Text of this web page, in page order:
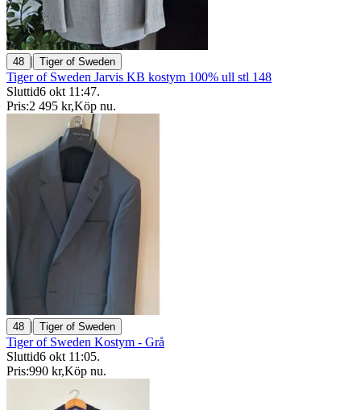
48 | Tiger of Sweden
Tiger of Sweden Jarvis KB kostym 100% ull stl 148
Sluttid6 okt 11:47.
Pris:2 495 kr,Köp nu.
48 | Tiger of Sweden
Tiger of Sweden Kostym - Grå
Sluttid6 okt 11:05.
Pris:990 kr,Köp nu.